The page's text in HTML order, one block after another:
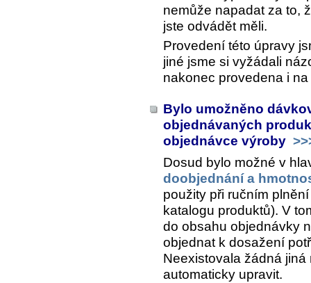
nemůže napadat za to,
jste odvádět měli.
Provedení této úpravy
jiné jsme si vyžádali
nakonec provedena i
Bylo umožněno
objednávaných
objednávce výroby
Dosud bylo možné v
doobjednání a
použity při ručním
katalogu produktů). V
do obsahu objednávky
objednat k dosažení
Neexistovala žádná
automaticky upravit.